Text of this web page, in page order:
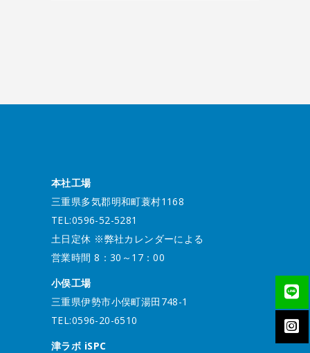
本社工場
三重県多気郡明和町蓑村1168
TEL:0596-52-5281
土日定休 ※弊社カレンダーによる
営業時間 8：30～17：00
小俣工場
三重県伊勢市小俣町湯田748-1
TEL:0596-20-6510
津ラボ iSPC